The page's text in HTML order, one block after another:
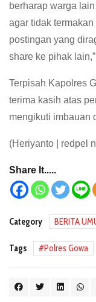
berharap warga
agar tidak
postingan yang
share ke pihak
Terpisah Kapolres
terima kasih atas
mengikuti imbauan
(Heriyanto | redpel
Share It.....
Category BERITA
Tags Polres Gowa